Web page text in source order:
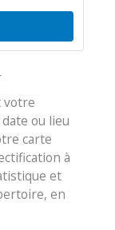
votre
ou lieu
carte
à
et
en